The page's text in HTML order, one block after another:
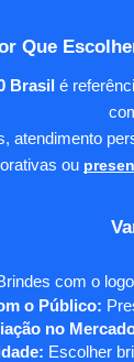
Que
Brasil é
atendimento
ou
com o
o Público:
no
Escolher